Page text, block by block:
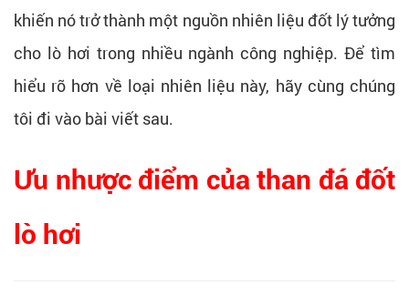
khiến nó trở thành một nguồn nhiên liệu đốt lý tưởng
cho lò hơi trong nhiều ngành công nghiệp. Để tìm
hiểu rõ hơn về loại nhiên liệu này, hãy cùng chúng
tôi đi vào bài viết sau.
Ưu nhược điểm của than đá đốt
lò hơi